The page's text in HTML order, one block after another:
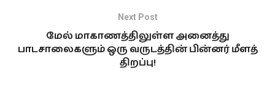
Next Post
மேல் மாகாணத்திலுள்ள அனைத்து
பாடசாலைகளும் ஒரு வருடத்தின் பின்னர் மீளத்
திறப்பு!